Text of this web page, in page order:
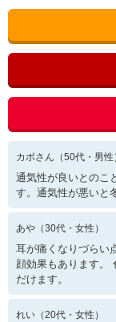
カボさん （50代・ 男性
通気性が良いとのこ
す。通気性が悪いと
あや （30代・ 女性 ）
耳が痛くなりづらい
顔効果もあります。
だけます。
れい （20代・ 女性 ）